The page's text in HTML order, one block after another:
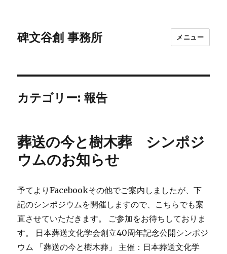
碑文谷創 事務所 メニュー
カテゴリー:報告
葬送の今と樹木葬 シンポジ
ウムのお知らせ
予てよりFacebookその他でご案内しましたが、下
記のシンポジウムを開催しますので、こちらでも案
直させていただきます。 ご参加をお待ちしておりま
す。 日本葬送文化学会創立40周年記念公開シンポジ
ウム 「葬送の今と樹木葬」 主催：日本葬送文化学